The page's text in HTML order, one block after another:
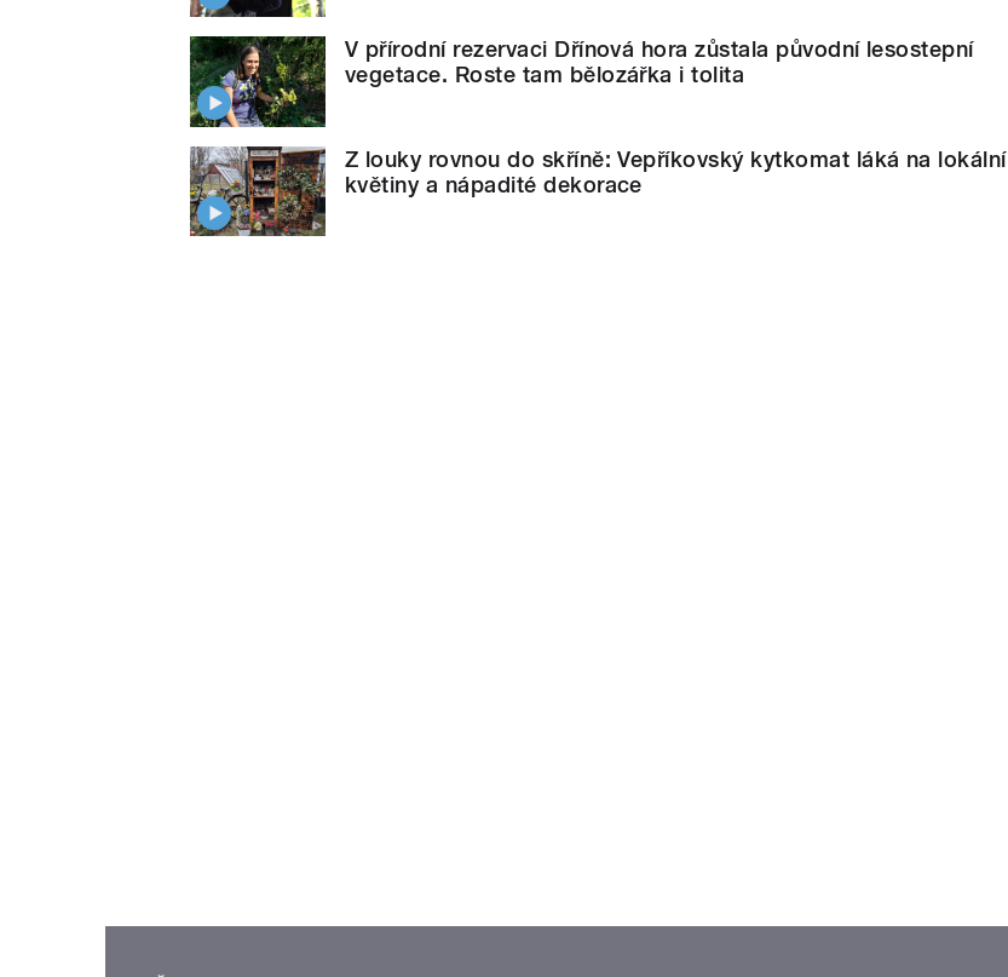
V přírodní rezervaci Dřínová hora zůstala původní lesostepní
vegetace. Roste tam bělozářka i tolita
Z louky rovnou do skříně: Vepříkovský kytkomat láká na lokální
květiny a nápadité dekorace